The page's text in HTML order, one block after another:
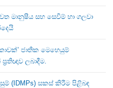
මානුෂීය සහ සෙවීම් හා ගලවා
ජාතික මෙහෙයුම්
ලබාදීම.
(IDMPs) සකස් කිරීම පිළිබඳ